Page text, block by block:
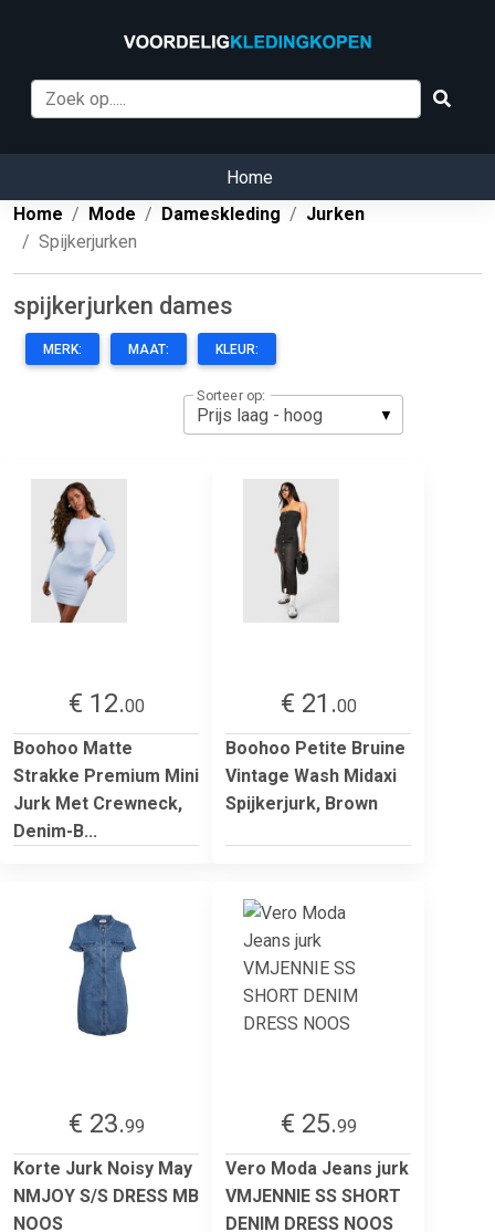
Home
Home
Mode Dameskleding
Jurken
Spijkerjurken
spijkerjurken dames
MERK: MAAT: KLEUR:
Sorteer op:
€ 12.00
Boohoo Matte
Strakke Premium Mini
Jurk Met Crewneck,
Denim-B...
€ 21.00
Boohoo Petite Bruine
Vintage Wash Midaxi
Spijkerjurk, Brown
€ 23.99
Korte Jurk Noisy May
NMJOY S/S DRESS MB
NOOS
€ 25.99
Vero Moda Jeans jurk
VMJENNIE SS SHORT
DENIM DRESS NOOS